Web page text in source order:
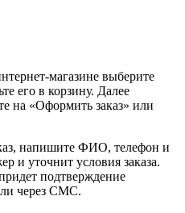
магазине выберите
его в корзину. Далее
на «Оформить заказ» или
напишите ФИО, телефон и
и уточнит условия заказа.
подтверждение
через СМС.